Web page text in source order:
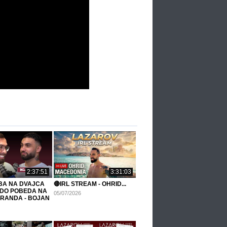
2:37:51
NA DVAJCA
POBEDA NA
- BOJAN
3:31:03
🔴IRL STREAM - OHRID...
05/07/2026